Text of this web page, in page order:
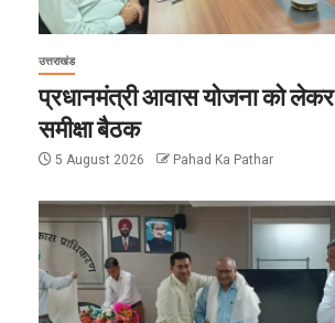
उत्तराखंड
प्रधानमंत्री आवास योजना को
समीक्षा बैठक
5 August 2026 Pahad Ka Pathar